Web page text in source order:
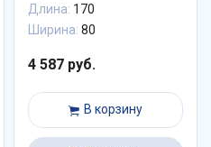
Длина: 170
Ширина: 80
4 587 руб.
В корзину